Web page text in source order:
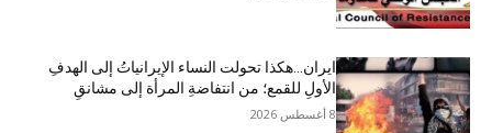
ایران…هکذا تحولت النساء الإيرانياتُ إلى الهدفِ
الأولِ للقمع؛ من انتفاضةِ المرأة إلى مشانقِ
8 أغسطس 2026